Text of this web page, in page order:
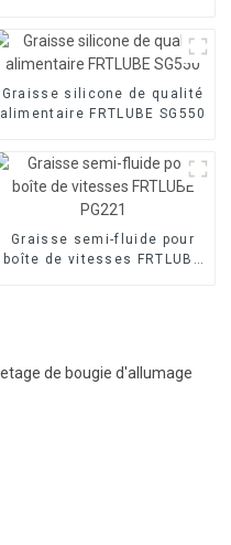
Graisse silicone de qualité
alimentaire FRTLUBE SG550
Graisse semi-fluide pour
boîte de vitesses FRTLUBE